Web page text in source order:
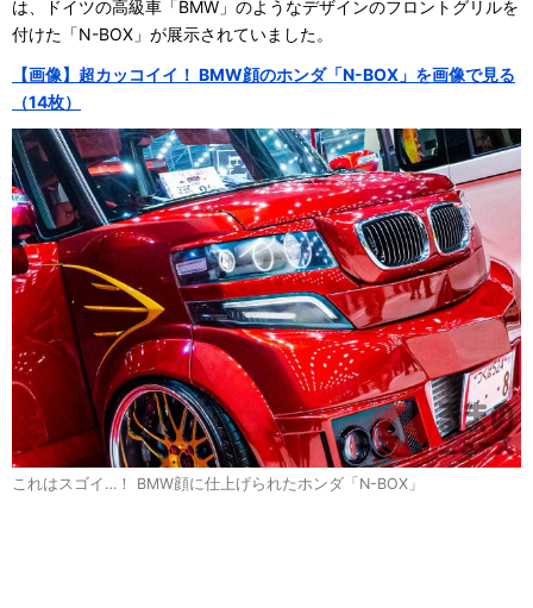
は、ドイツの高級車「BMW」のようなデザインのフロントグリルを
付けた「N-BOX」が展示されていました。
【画像】超カッコイイ！ BMW顔のホンダ「N-BOX」を画像で見る
（14枚）
これはスゴイ…！ BMW顔に仕上げられたホンダ「N-BOX」